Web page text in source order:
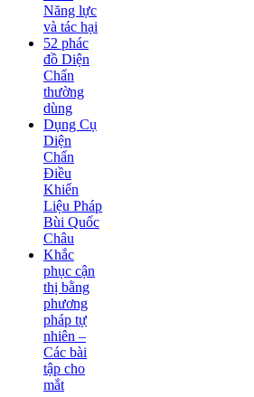
Năng lực
và tác hại
52 phác
đồ Diện
Chẩn
thường
dùng
Dụng Cụ
Diện
Chẩn
Điều
Khiển
Liệu Pháp
Bùi Quốc
Châu
Khắc
phục cận
thị bằng
phương
pháp tự
nhiên –
Các bài
tập cho
mắt